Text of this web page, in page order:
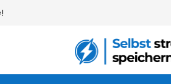
Selbst strom
Ihr Webshop für